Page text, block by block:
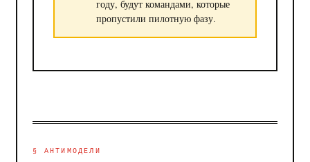
году, будут командами, которые
пропустили пилотную фазу.
§ АНТИМОДЕЛИ